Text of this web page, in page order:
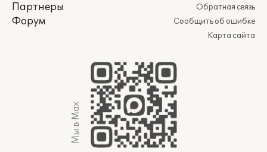
Партнеры
Форум
Обратная связь
Сообщить об ошибке
Карта сайта
Мы в Max